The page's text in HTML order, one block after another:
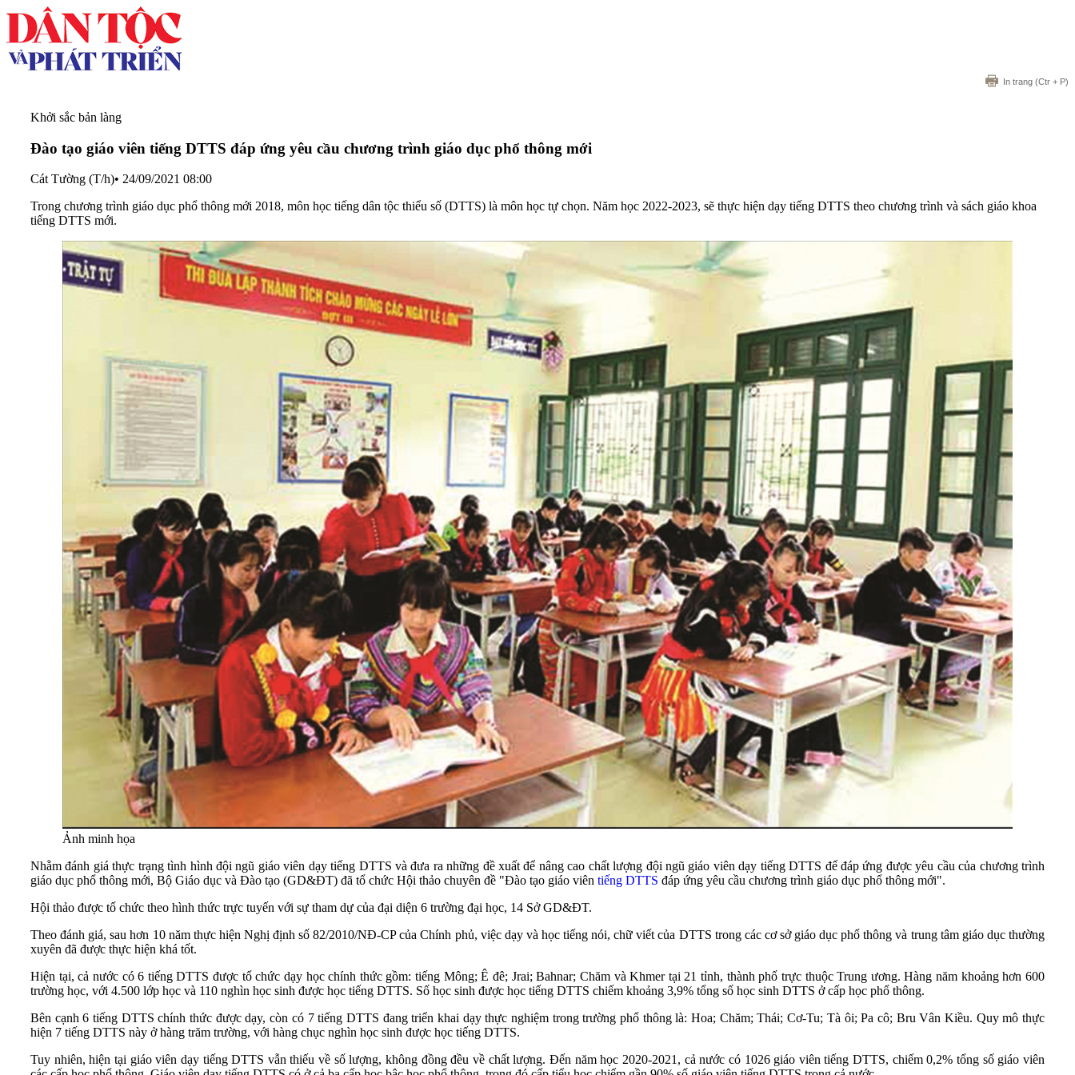
In trang (Ctr + P)
Khởi sắc bản làng
Đào tạo giáo viên tiếng DTTS đáp ứng yêu cầu chương trình giáo dục phổ thông mới
Cát Tường (T/h)• 24/09/2021 08:00
Trong chương trình giáo dục phổ thông mới 2018, môn học tiếng dân tộc thiểu số (DTTS) là môn học tự chọn. Năm học 2022-2023, sẽ thực hiện dạy tiếng DTTS theo chương trình và sách giáo khoa
tiếng DTTS mới.
Ảnh minh họa
Nhằm đánh giá thực trạng tình hình đội ngũ giáo viên dạy tiếng DTTS và đưa ra những đề xuất để nâng cao chất lượng đội ngũ giáo viên dạy tiếng DTTS để đáp ứng được yêu cầu của chương trình
giáo dục phổ thông mới, Bộ Giáo dục và Đào tạo (GD&ĐT) đã tổ chức Hội thảo chuyên đề "Đào tạo giáo viên tiếng DTTS đáp ứng yêu cầu chương trình giáo dục phổ thông mới".
Hội thảo được tổ chức theo hình thức trực tuyến với sự tham dự của đại diện 6 trường đại học, 14 Sở GD&ĐT.
Theo đánh giá, sau hơn 10 năm thực hiện Nghị định số 82/2010/NĐ-CP của Chính phủ, việc dạy và học tiếng nói, chữ viết của DTTS trong các cơ sở giáo dục phổ thông và trung tâm giáo dục thường
xuyên đã được thực hiện khá tốt.
Hiện tại, cả nước có 6 tiếng DTTS được tổ chức dạy học chính thức gồm: tiếng Mông; Ê đê; Jrai; Bahnar; Chăm và Khmer tại 21 tỉnh, thành phố trực thuộc Trung ương. Hàng năm khoảng hơn 600
trường học, với 4.500 lớp học và 110 nghìn học sinh được học tiếng DTTS. Số học sinh được học tiếng DTTS chiếm khoảng 3,9% tổng số học sinh DTTS ở cấp học phổ thông.
Bên cạnh 6 tiếng DTTS chính thức được dạy, còn có 7 tiếng DTTS đang triển khai dạy thực nghiệm trong trường phổ thông là: Hoa; Chăm; Thái; Cơ-Tu; Tà ôi; Pa cô; Bru Vân Kiều. Quy mô thực
hiện 7 tiếng DTTS này ở hàng trăm trường, với hàng chục nghìn học sinh được học tiếng DTTS.
Tuy nhiên, hiện tại giáo viên dạy tiếng DTTS vẫn thiếu về số lượng, không đồng đều về chất lượng. Đến năm học 2020-2021, cả nước có 1026 giáo viên tiếng DTTS, chiếm 0,2% tổng số giáo viên